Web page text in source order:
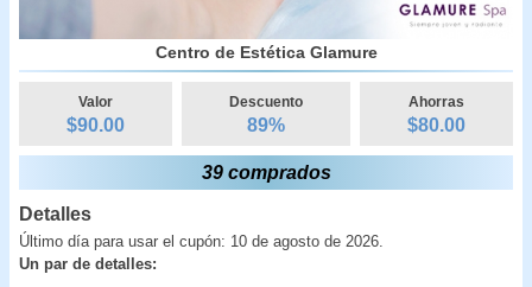
Centro de Estética Glamure
Valor
$90.00
Descuento
89%
Ahorras
$80.00
39 comprados
Detalles
Último día para usar el cupón: 10 de agosto de 2026.
Un par de detalles: